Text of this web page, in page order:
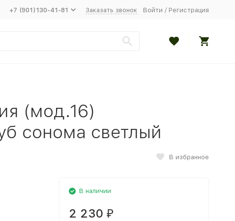
+7 (901)130-41-81 Заказать звонок Войти / Регистрация
(мод.16)
сонома светлый
В избранное
В наличии
2 230 ₽